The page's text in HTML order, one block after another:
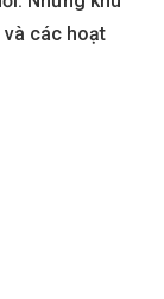
các hoạt